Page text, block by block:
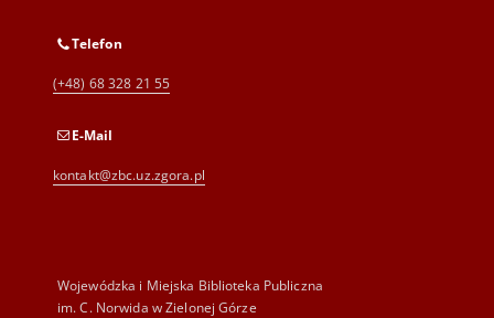
Telefon
(+48) 68 328 21 55
E-Mail
kontakt@zbc.uz.zgora.pl
Wojewódzka i Miejska Biblioteka Publiczna
im. C. Norwida w Zielonej Górze